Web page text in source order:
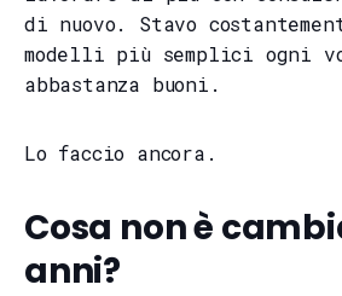
di nuovo. Stavo
modelli più semplici ogni
abbastanza buoni.
Lo faccio ancora.
Cosa non è
anni?